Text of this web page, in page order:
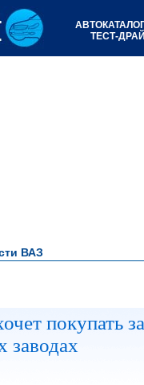
ТЕСТ-
ВАЗ
покупать
заводах